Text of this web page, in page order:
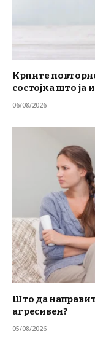
Крпите
состојка што ја
06/08/2026
Што да
агресивен?
05/08/2026